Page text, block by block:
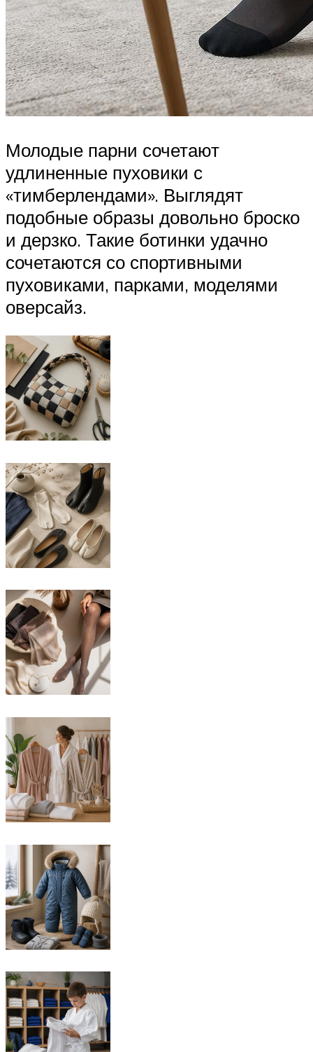
Молодые парни сочетают
удлиненные пуховики с
«тимберлендами». Выглядят
подобные образы довольно броско
и дерзко. Такие ботинки удачно
сочетаются со спортивными
пуховиками, парками, моделями
оверсайз.